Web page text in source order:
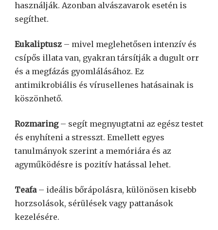
használják. Azonban alvászavarok esetén is
segíthet.
Eukaliptusz – mivel meglehetősen intenzív és
csípős illata van, gyakran társítják a dugult orr
és a megfázás gyomlálásához. Ez
antimikrobiális és vírusellenes hatásainak is
köszönhető.
Rozmaring– segít megnyugtatni az egész testet
és enyhíteni a stresszt. Emellett egyes
tanulmányok szerint a memóriára és az
agyműködésre is pozitív hatással lehet.
Teafa– ideális bőrápolásra, különösen kisebb
horzsolások, sérülések vagy pattanások
kezelésére.